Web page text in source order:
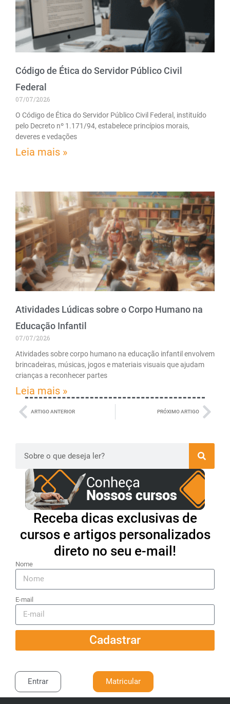
Código de Ética do Servidor Público Civil
Federal
07/07/2026
O Código de Ética do Servidor Público Civil Federal, instituído
pelo Decreto nº 1.171/94, estabelece princípios morais,
deveres e vedações
Leia mais »
Atividades Lúdicas sobre o Corpo Humano na
Educação Infantil
07/07/2026
Atividades sobre corpo humano na educação infantil envolvem
brincadeiras, músicas, jogos e materiais visuais que ajudam
crianças a reconhecer partes
Leia mais »
ARTIGO ANTERIOR PRÓXIMO ARTIGO
Receba dicas exclusivas de
cursos e artigos personalizados
direto no seu e-mail!
Nome
E-mail
Cadastrar
Entrar Matricular